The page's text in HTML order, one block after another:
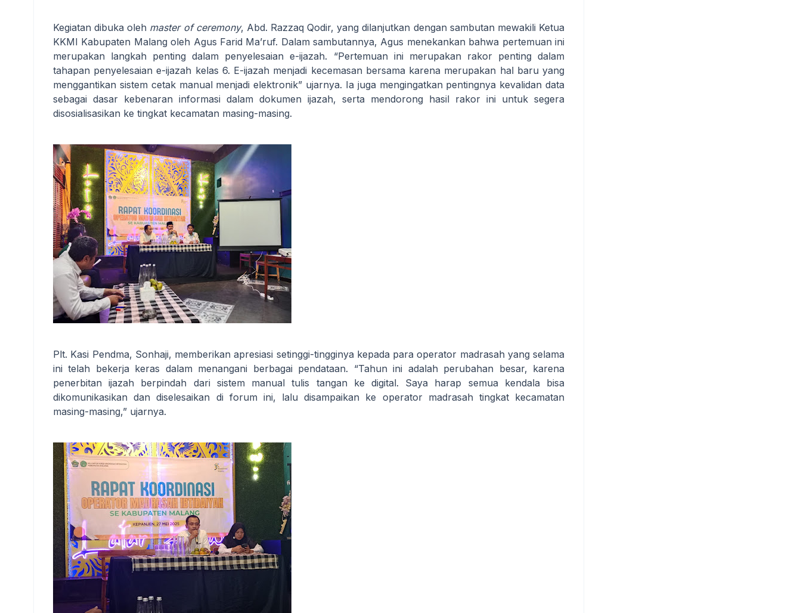
Kegiatan dibuka oleh master of ceremony, Abd. Razzaq Qodir, yang dilanjutkan dengan sambutan mewakili Ketua
KKMI Kabupaten Malang oleh Agus Farid Ma’ruf. Dalam sambutannya, Agus menekankan bahwa pertemuan ini
merupakan langkah penting dalam penyelesaian e-ijazah. “Pertemuan ini merupakan rakor penting dalam
tahapan penyelesaian e-ijazah kelas 6. E-ijazah menjadi kecemasan bersama karena merupakan hal baru yang
menggantikan sistem cetak manual menjadi elektronik” ujarnya. Ia juga mengingatkan pentingnya kevalidan data
sebagai dasar kebenaran informasi dalam dokumen ijazah, serta mendorong hasil rakor ini untuk segera
disosialisasikan ke tingkat kecamatan masing-masing.
Plt. Kasi Pendma, Sonhaji, memberikan apresiasi setinggi-tingginya kepada para operator madrasah yang selama
ini telah bekerja keras dalam menangani berbagai pendataan. “Tahun ini adalah perubahan besar, karena
penerbitan ijazah berpindah dari sistem manual tulis tangan ke digital. Saya harap semua kendala bisa
dikomunikasikan dan diselesaikan di forum ini, lalu disampaikan ke operator madrasah tingkat kecamatan
masing-masing,” ujarnya.